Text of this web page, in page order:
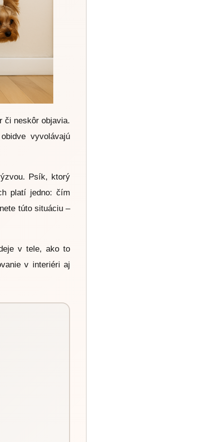
či neskôr objavia.
vyvolávajú
Psík, ktorý
platí jedno: čím
túto situáciu –
v tele, ako to
v interiéri aj